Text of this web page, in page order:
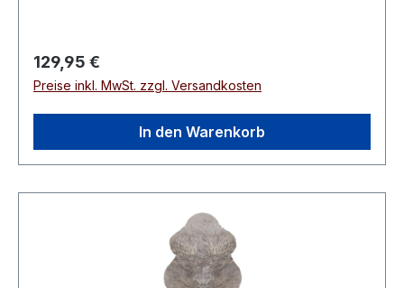
Regulärer Preis:
129,95 €
Preise inkl. MwSt. zzgl. Versandkosten
In den Warenkorb